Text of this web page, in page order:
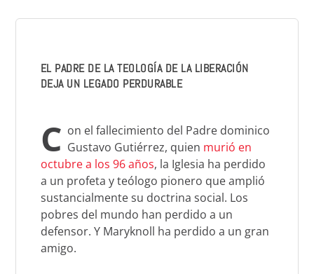
EL PADRE DE LA TEOLOGÍA DE LA LIBERACIÓN
DEJA UN LEGADO PERDURABLE
C on el fallecimiento del Padre dominico
Gustavo Gutiérrez, quien murió en
octubre a los 96 años, la Iglesia ha perdido
a un profeta y teólogo pionero que amplió
sustancialmente su doctrina social. Los
pobres del mundo han perdido a un
defensor. Y Maryknoll ha perdido a un gran
amigo.